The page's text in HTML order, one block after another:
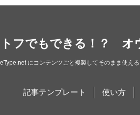
トフでもできる！？ オ
にコンテンツごと複製してそのまま使え
記事テンプレート 使い方